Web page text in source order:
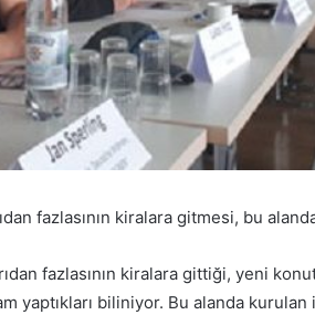
fazlasının kiralara gitmesi, bu
fazlasının kiralara gittiği, yeni
yaptıkları biliniyor. Bu alanda